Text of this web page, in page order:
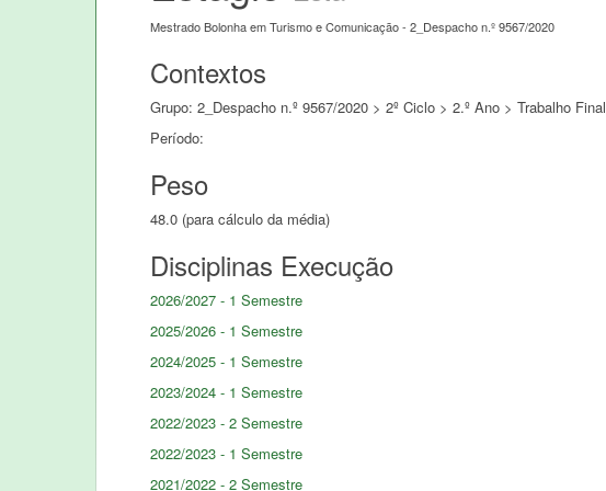
Mestrado Bolonha em Turismo e Comunicação - 2_Despacho n.º 9567/2020
Contextos
Grupo: 2_Despacho n.º 9567/2020 > 2º Ciclo > 2.º Ano > Trabalho Final
Período:
Peso
48.0 (para cálculo da média)
Disciplinas Execução
2026/2027 - 1 Semestre
2025/2026 - 1 Semestre
2024/2025 - 1 Semestre
2023/2024 - 1 Semestre
2022/2023 - 2 Semestre
2022/2023 - 1 Semestre
2021/2022 - 2 Semestre